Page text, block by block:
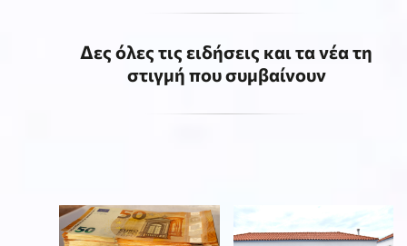
Δες όλες τις ειδήσεις και τα νέα τη
στιγμή που συμβαίνουν